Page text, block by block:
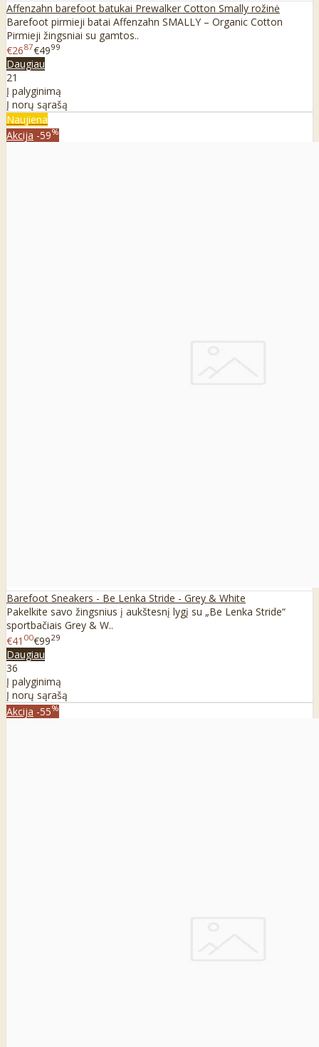
Affenzahn barefoot batukai Prewalker Cotton Smally rožinė
Barefoot pirmieji batai Affenzahn SMALLY – Organic Cotton
Pirmieji žingsniai su gamtos..
€2687€4999
Daugiau
21
Į palyginimą
Į norų sąrašą
Naujiena
Akcija -59%
Barefoot Sneakers - Be Lenka Stride - Grey & White
Pakelkite savo žingsnius į aukštesnį lygį su „Be Lenka Stride“
sportbačiais Grey & W..
€41 00€9929
Daugiau
36
Į palyginimą
Į norų sąrašą
Akcija -55%